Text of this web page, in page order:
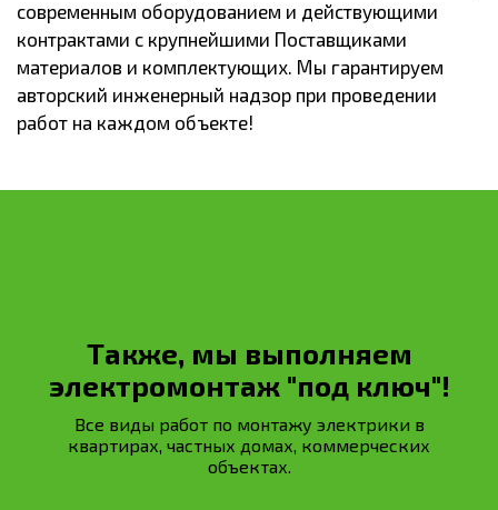
современным оборудованием и действующими
контрактами с крупнейшими Поставщиками
материалов и комплектующих. Мы гарантируем
авторский инженерный надзор при проведении
работ на каждом объекте!
Также, мы выполняем
электромонтаж "под ключ"!
Все виды работ по монтажу электрики в
квартирах, частных домах, коммерческих
объектах.